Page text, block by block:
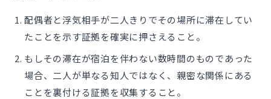
配偶者と浮気相手が二人きりでその場所に滞在してい
たことを示す証拠を確実に押さえること。
もしその滞在が宿泊を伴わない数時間のものであった
場合、二人が単なる知人ではなく、親密な関係にある
ことを裏付ける証拠を収集すること。